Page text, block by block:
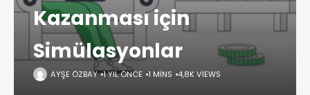
Kazanması için
Simülasyonlar
AYŞE ÖZBAY 1 YIL ÖNCE 1 MINS 4,8K VIEWS